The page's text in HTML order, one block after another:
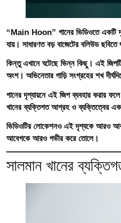
“Main Hoon” গানের ভিডিওতে একটি দৃশ্য
যায়। সাধারণত বড় বাজেটের বলিউড
কিন্তু এখানে ঘটেছে ভিন্ন কিছু। এই
অংশ। অভিনেতার গাড়ি সংগ্রহের শখ
গানের দৃশ্যায়নে এই জিপ ব্যবহার করার
খানের ব্যক্তিগত আগ্রহ ও ব্যক্তিত্বের
ভিডিওটির লোকেশনও এই দৃশ্যকে আরও
আবেগকে আরও গভীর করে তোলে।
সালমান খানের